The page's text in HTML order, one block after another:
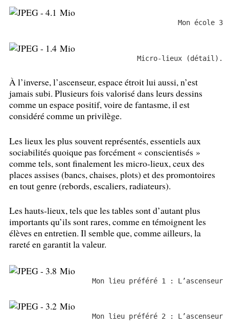
Mon école 3
Micro-lieux (détail).
À l’inverse, l’ascenseur, espace étroit lui aussi, n’est
jamais subi. Plusieurs fois valorisé dans leurs dessins
comme un espace positif, voire de fantasme, il est
considéré comme un privilège.
Les lieux les plus souvent représentés, essentiels aux
sociabilités quoique pas forcément « conscientisés »
comme tels, sont finalement les micro-lieux, ceux des
places assises (bancs, chaises, plots) et des promontoires
en tout genre (rebords, escaliers, radiateurs).
Les hauts-lieux, tels que les tables sont d’autant plus
importants qu’ils sont rares, comme en témoignent les
élèves en entretien. Il semble que, comme ailleurs, la
rareté en garantit la valeur.
Mon lieu préféré 1 : L’ascenseur
Mon lieu préféré 2 : L’ascenseur